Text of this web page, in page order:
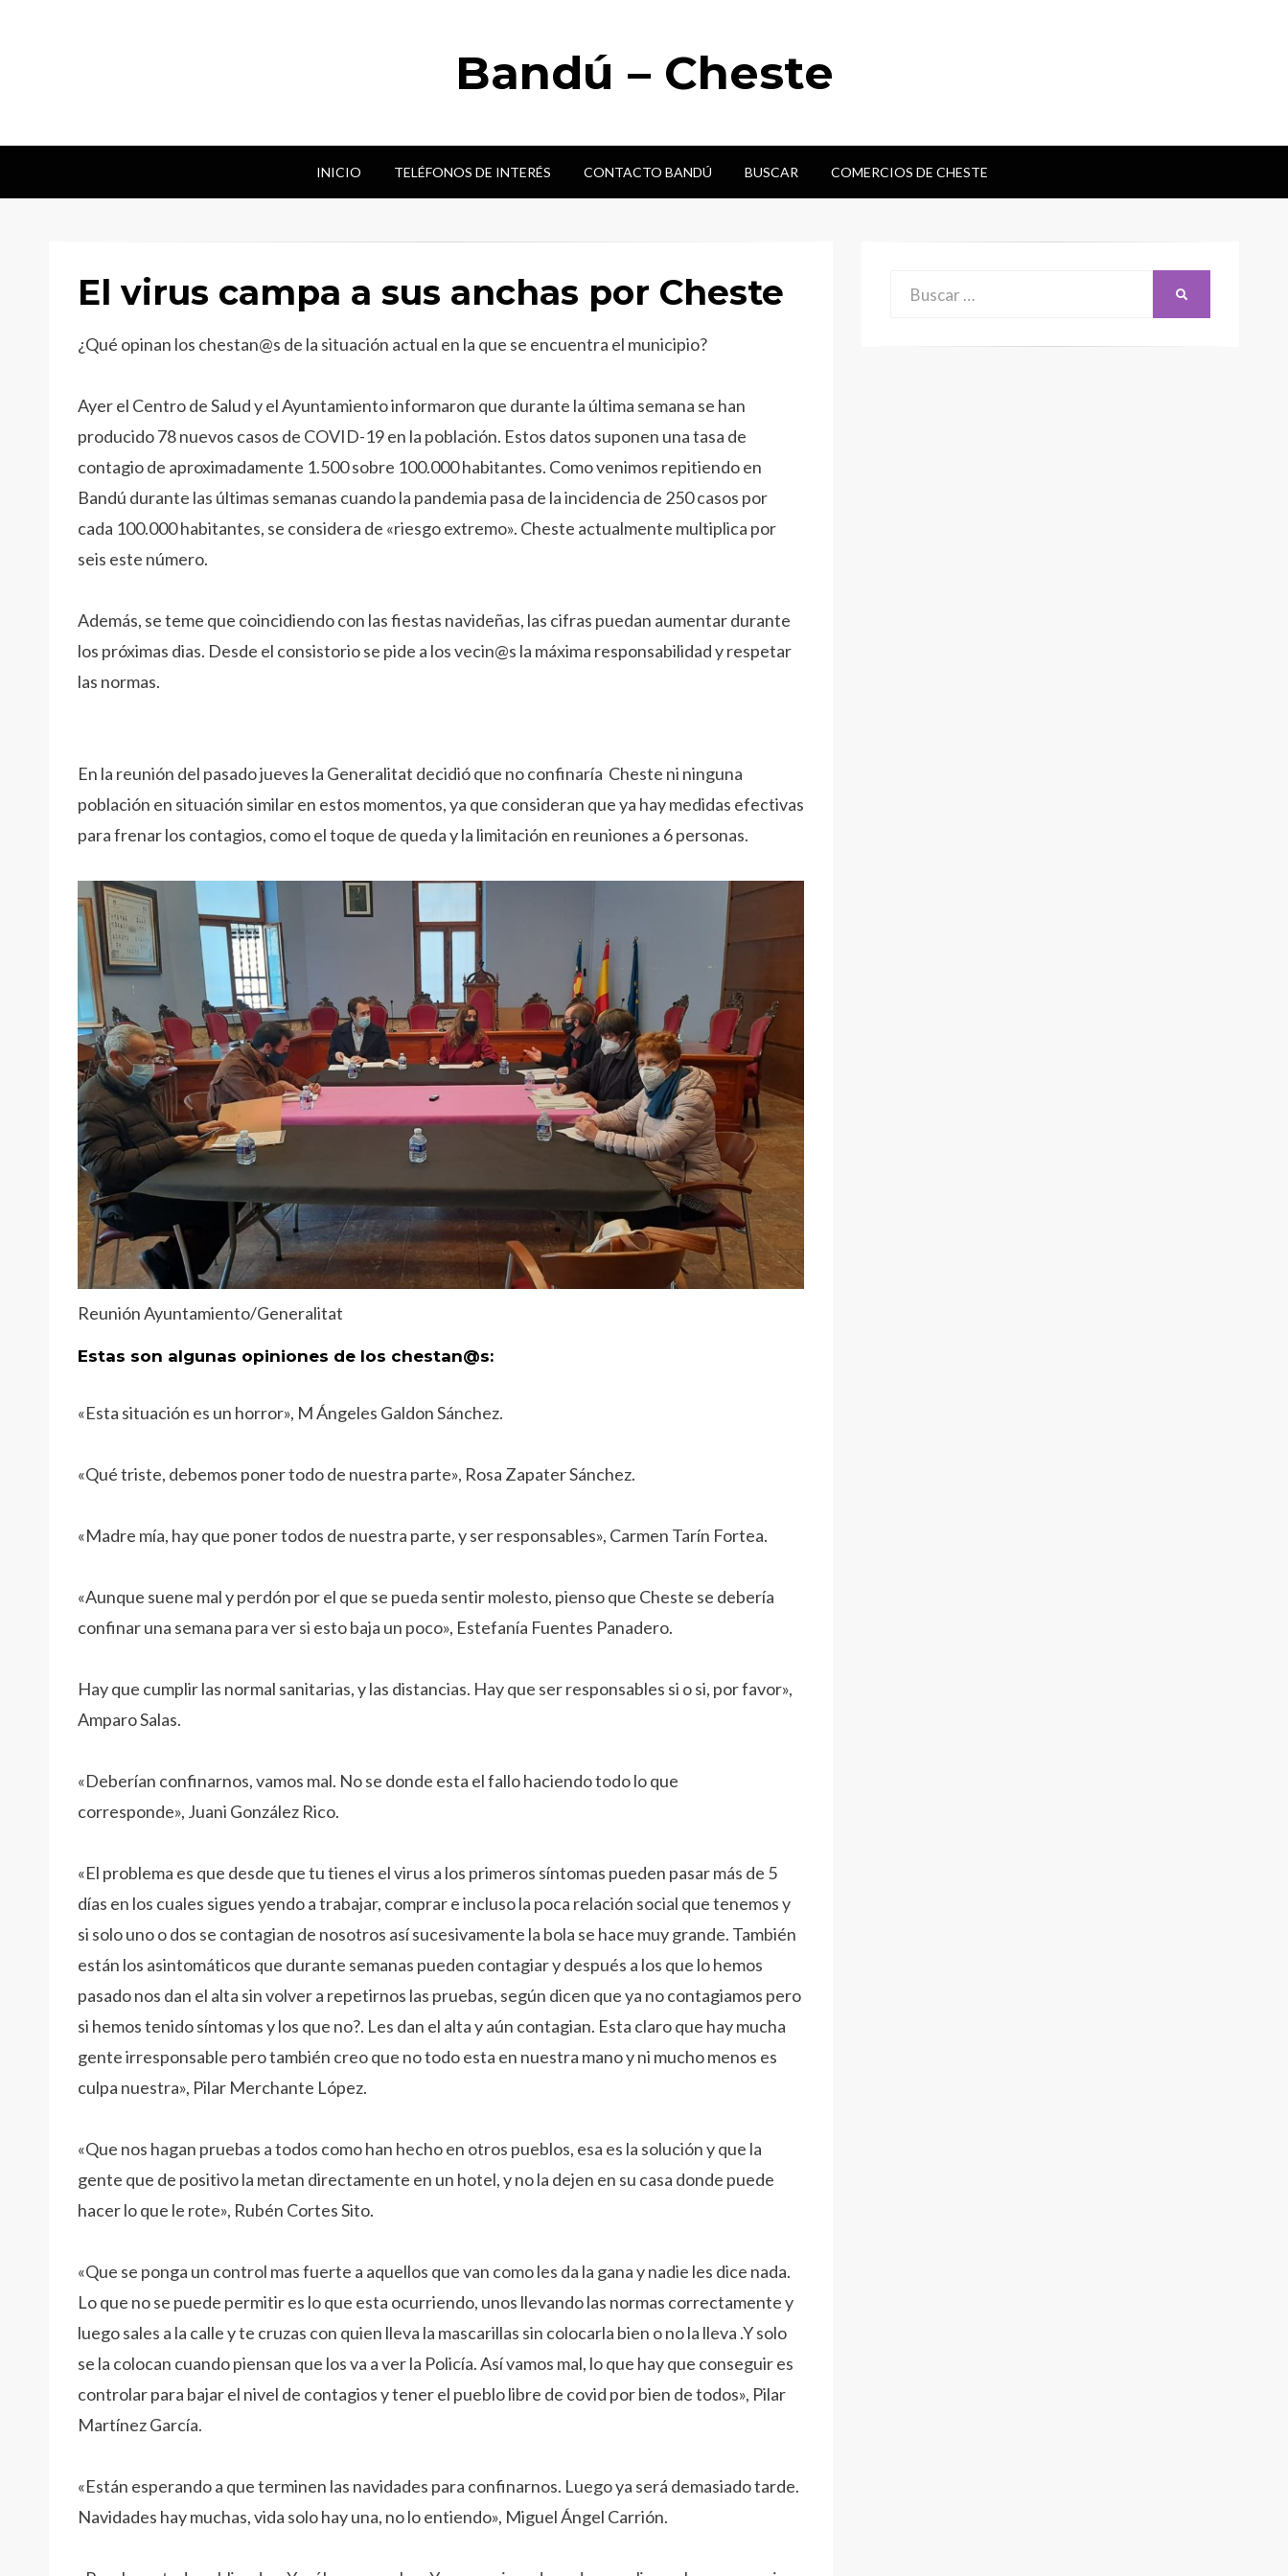
Bandú – Cheste
INICIO TELÉFONOS DE INTERÉS CONTACTO BANDÚ BUSCAR COMERCIOS DE CHESTE
El virus campa a sus anchas por Cheste
¿Qué opinan los chestan@s de la situación actual en la que se encuentra el municipio?
Ayer el Centro de Salud y el Ayuntamiento informaron que durante la última semana se han
producido 78 nuevos casos de COVID-19 en la población. Estos datos suponen una tasa de
contagio de aproximadamente 1.500 sobre 100.000 habitantes. Como venimos repitiendo en
Bandú durante las últimas semanas cuando la pandemia pasa de la incidencia de 250 casos por
cada 100.000 habitantes, se considera de «riesgo extremo». Cheste actualmente multiplica por
seis este número.
Además, se teme que coincidiendo con las fiestas navideñas, las cifras puedan aumentar durante
los próximas dias. Desde el consistorio se pide a los vecin@s la máxima responsabilidad y respetar
las normas.
En la reunión del pasado jueves la Generalitat decidió que no confinaría Cheste ni ninguna
población en situación similar en estos momentos, ya que consideran que ya hay medidas efectivas
para frenar los contagios, como el toque de queda y la limitación en reuniones a 6 personas.
Reunión Ayuntamiento/Generalitat
Estas son algunas opiniones de los chestan@s:
«Esta situación es un horror», M Ángeles Galdon Sánchez.
«Qué triste, debemos poner todo de nuestra parte», Rosa Zapater Sánchez.
«Madre mía, hay que poner todos de nuestra parte, y ser responsables», Carmen Tarín Fortea.
«Aunque suene mal y perdón por el que se pueda sentir molesto, pienso que Cheste se debería
confinar una semana para ver si esto baja un poco», Estefanía Fuentes Panadero.
Hay que cumplir las normal sanitarias, y las distancias. Hay que ser responsables si o si, por favor»,
Amparo Salas.
«Deberían confinarnos, vamos mal. No se donde esta el fallo haciendo todo lo que
corresponde», Juani González Rico.
«El problema es que desde que tu tienes el virus a los primeros síntomas pueden pasar más de 5
días en los cuales sigues yendo a trabajar, comprar e incluso la poca relación social que tenemos y
si solo uno o dos se contagian de nosotros así sucesivamente la bola se hace muy grande. También
están los asintomáticos que durante semanas pueden contagiar y después a los que lo hemos
pasado nos dan el alta sin volver a repetirnos las pruebas, según dicen que ya no contagiamos pero
si hemos tenido síntomas y los que no?. Les dan el alta y aún contagian. Esta claro que hay mucha
gente irresponsable pero también creo que no todo esta en nuestra mano y ni mucho menos es
culpa nuestra», Pilar Merchante López.
«Que nos hagan pruebas a todos como han hecho en otros pueblos, esa es la solución y que la
gente que de positivo la metan directamente en un hotel, y no la dejen en su casa donde puede
hacer lo que le rote», Rubén Cortes Sito.
«Que se ponga un control mas fuerte a aquellos que van como les da la gana y nadie les dice nada.
Lo que no se puede permitir es lo que esta ocurriendo, unos llevando las normas correctamente y
luego sales a la calle y te cruzas con quien lleva la mascarillas sin colocarla bien o no la lleva .Y solo
se la colocan cuando piensan que los va a ver la Policía. Así vamos mal, lo que hay que conseguir es
controlar para bajar el nivel de contagios y tener el pueblo libre de covid por bien de todos», Pilar
Martínez García.
«Están esperando a que terminen las navidades para confinarnos. Luego ya será demasiado tarde.
Navidades hay muchas, vida solo hay una, no lo entiendo», Miguel Ángel Carrión.